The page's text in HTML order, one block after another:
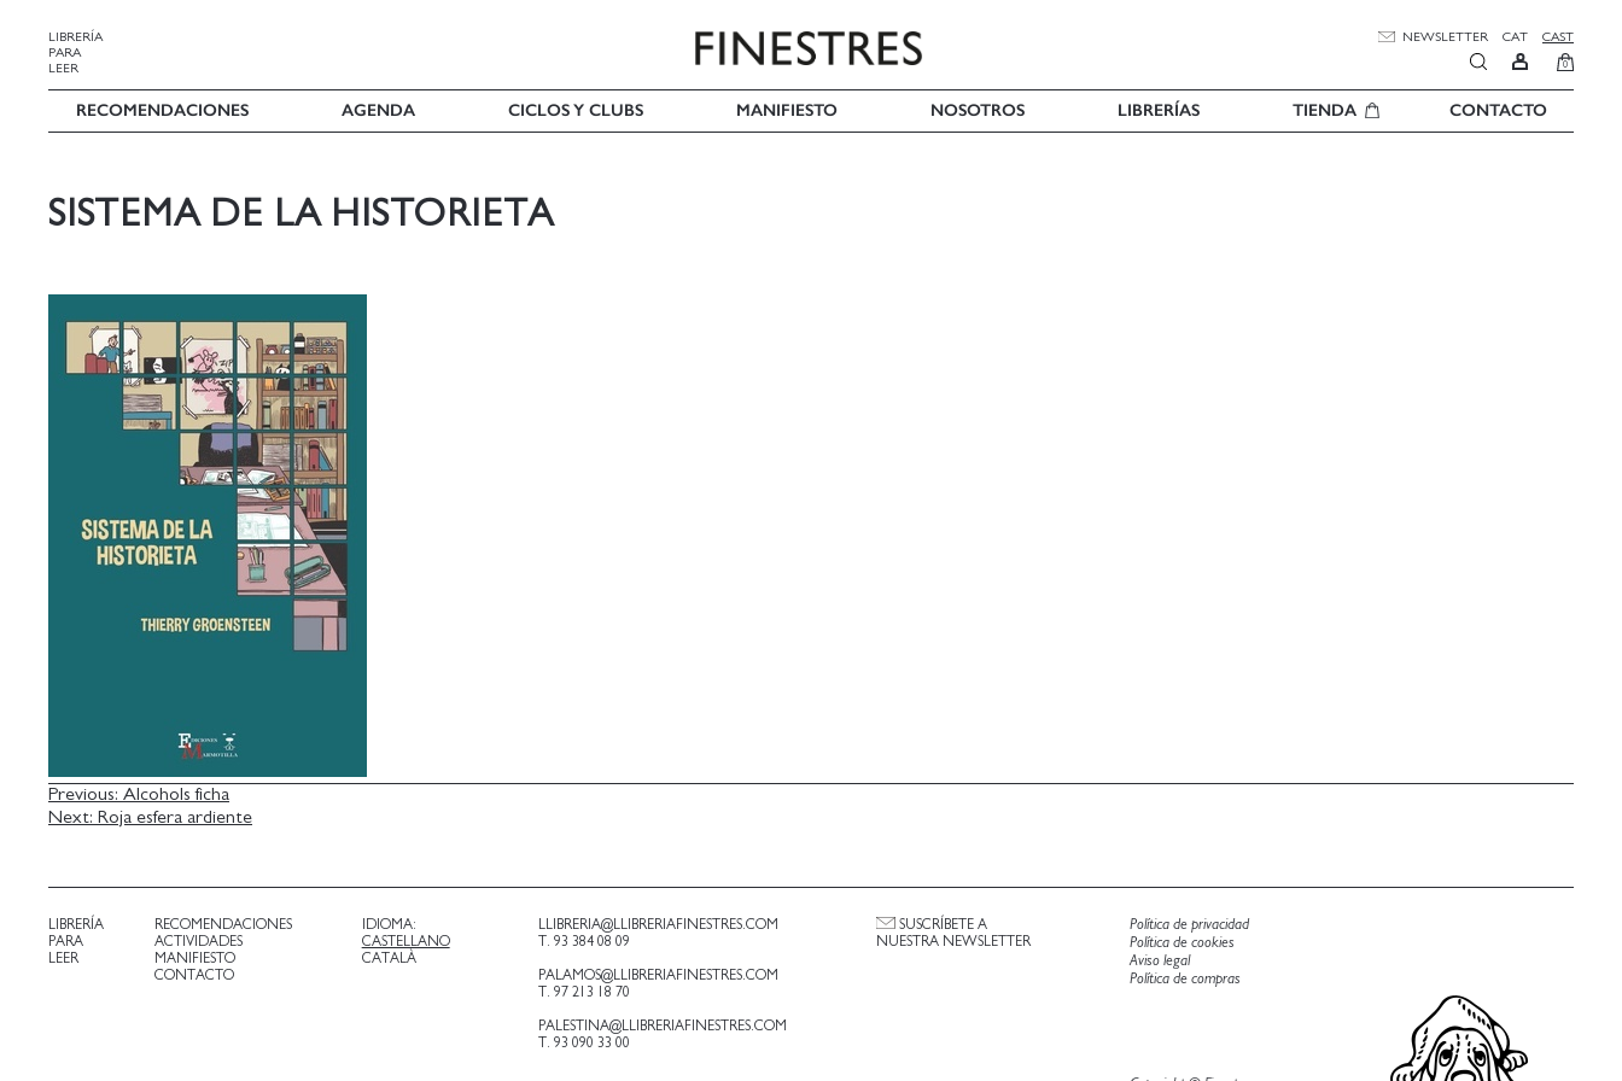
LIBRERÍA
PARA
LEER
NEWSLETTER CAT CAST
0
RECOMENDACIONES AGENDA CICLOS Y CLUBS MANIFIESTO NOSOTROS LIBRERÍAS TIENDA CONTACTO
SISTEMA DE LA HISTORIETA
NAVEGACIÓN
DE
Previous: Alcohols ficha
Next: Roja esfera ardiente
LIBRERÍA
PARA
LEER
RECOMENDACIONES
ACTIVIDADES
MANIFIESTO
CONTACTO
IDIOMA:
CASTELLANO
CATALÀ
LLIBRERIA@LLIBRERIAFINESTRES.COM
T. 93 384 08 09
PALAMOS@LLIBRERIAFINESTRES.COM
T. 97 213 18 70
PALESTINA@LLIBRERIAFINESTRES.COM
T. 93 090 33 00
SUSCRÍBETE A
NUESTRA NEWSLETTER
Política de privacidad
Política de cookies
Aviso legal
Política de compras